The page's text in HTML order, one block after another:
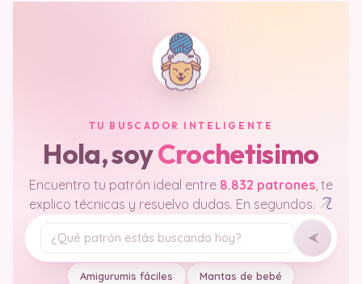
TU BUSCADOR INTELIGENTE
Hola, soyCrochetisimo
Encuentro tu patrón ideal entre 8.832 patrones , te
explico técnicas y resuelvo dudas. En segundos.
Tu pregunta
Amigurumis fáciles Mantas de bebé